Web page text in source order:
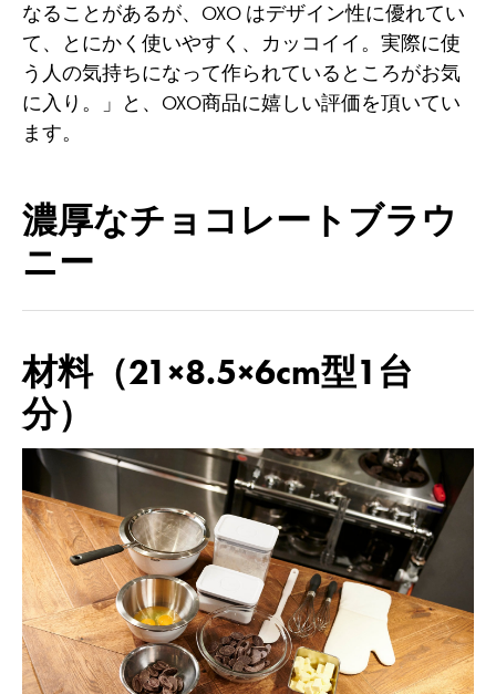
なることがあるが、OXO はデザイン性に優れてい
て、とにかく使いやすく、カッコイイ。実際に使
う人の気持ちになって作られているところがお気
に入り。」と、OXO商品に嬉しい評価を頂いてい
ます。
濃厚なチョコレートブラウ
ニー
材料（21×8.5×6cm型1台
分）